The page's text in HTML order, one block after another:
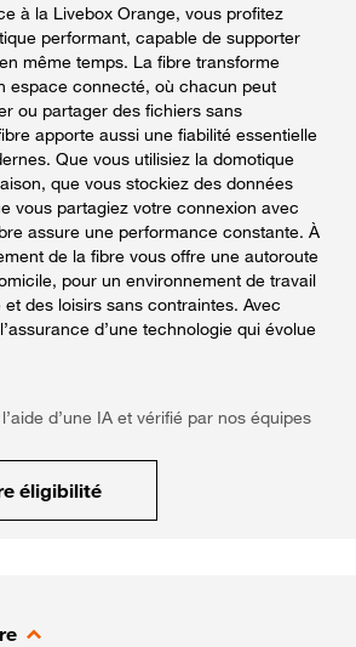
à la Livebox Orange, vous profitez
performant, capable de supporter
même temps. La fibre transforme
espace connecté, où chacun peut
ou partager des fichiers sans
apporte aussi une fiabilité essentielle
Que vous utilisiez la domotique
que vous stockiez des données
vous partagiez votre connexion avec
assure une performance constante. À
de la fibre vous offre une autoroute
pour un environnement de travail
des loisirs sans contraintes. Avec
d’une technologie qui évolue
d’une IA et vérifié par nos équipes
éligibilité